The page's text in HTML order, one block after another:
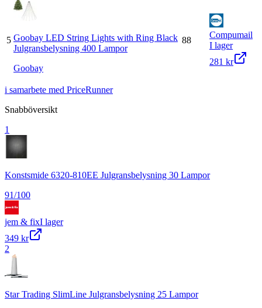
5 Goobay LED String Lights with Ring Black
Julgransbelysning 400 Lampor
Goobay
88
Compumail
I lager
281 kr
i samarbete med PriceRunner
Snabböversikt
1
Konstsmide 6320-810EE Julgransbelysning 30 Lampor
91/100
jem & fixI lager
349 kr
2
Star Trading SlimLine Julgransbelysning 25 Lampor